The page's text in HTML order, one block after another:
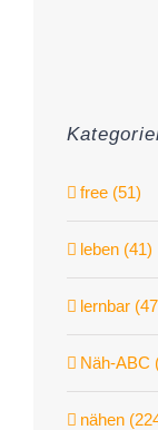
free (51)
leben (41)
lernbar
Näh-ABC
nähen